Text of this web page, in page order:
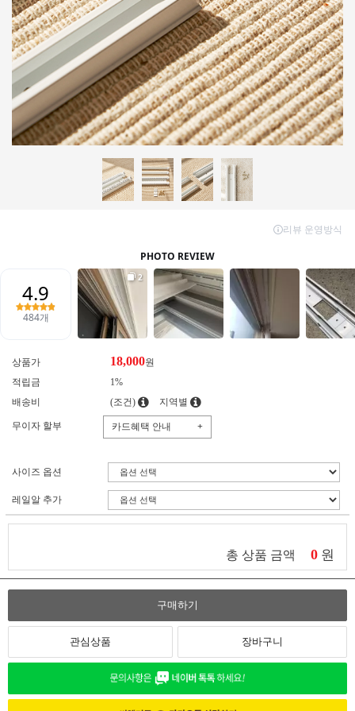
상품가 18,000원
적립금
1%
배송비
(조건) 지역별
무이자 할부 카드혜택 안내 +
사이즈 옵션
레일알 추가
총 상품 금액 0 원
구매하기
관심상품 장바구니